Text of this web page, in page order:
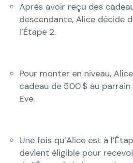
Après avoir reçu des
descendante, Alice décide
l’Étape 2.
Pour monter en niveau,
cadeau de 500 $ au parrain
Eve.
Une fois qu’Alice est à
devient éligible pour